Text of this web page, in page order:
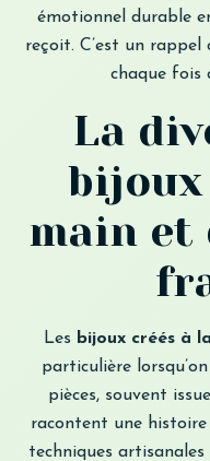
émotionnel durable
reçoit. C’est un
chaque fois
La
bijoux
main et
Les bijoux créés à
particulière
pièces, souvent
racontent une
techniques